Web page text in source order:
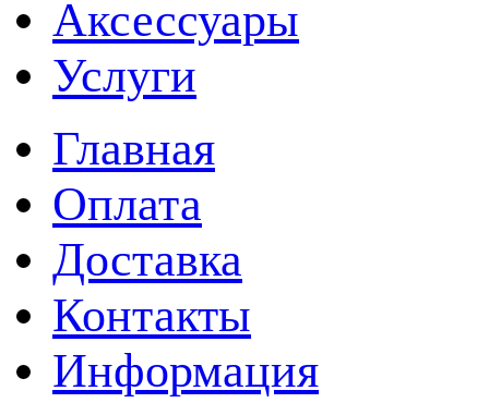
Аксессуары
Услуги
Главная
Оплата
Доставка
Контакты
Информация